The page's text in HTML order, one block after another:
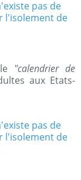
"calendrier de
aux Etats-